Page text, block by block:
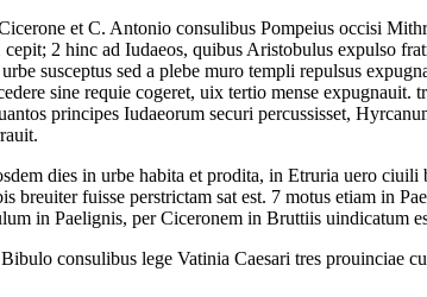
et C. Antonio consulibus Pompeius occisi
cepit; 2 hinc ad Iudaeos, quibus Aristobulus expulso
susceptus sed a plebe muro templi repulsus
sine requie cogeret, uix tertio mense
principes Iudaeorum securi percussisset,
dies in urbe habita et prodita, in Etruria uero
breuiter fuisse perstrictam sat est. 7 motus etiam in
in Paelignis, per Ciceronem in Bruttiis uindicatum
consulibus lege Vatinia Caesari tres prouinciae